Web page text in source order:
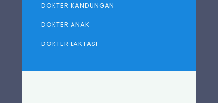
DOKTER KANDUNGAN
DOKTER ANAK
DOKTER LAKTASI